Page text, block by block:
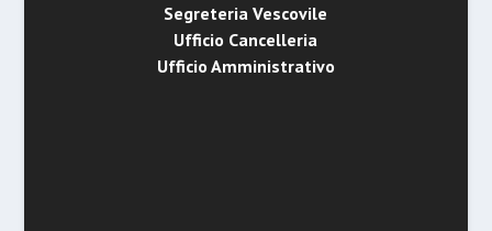
Segreteria Vescovile
Ufficio Cancelleria
Ufficio Amministrativo